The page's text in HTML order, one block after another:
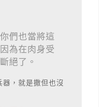
們也當將這
為在肉身受
絕了。
，就是撒但也沒